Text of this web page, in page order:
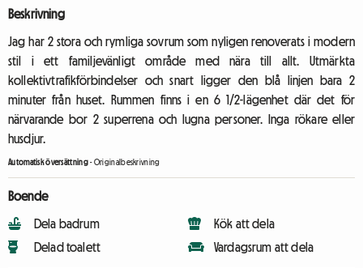
Beskrivning
Jag har 2 stora och rymliga sovrum som nyligen renoverats i modern
stil i ett familjevänligt område med nära till allt. Utmärkta
kollektivtrafikförbindelser och snart ligger den blå linjen bara 2
minuter från huset. Rummen finns i en 6 1/2-lägenhet där det för
närvarande bor 2 superrena och lugna personer. Inga rökare eller
husdjur.
Automatisk översättning-Originalbeskrivning
Boende
Dela badrum
Delad toalett
Kök att dela
Vardagsrum att dela